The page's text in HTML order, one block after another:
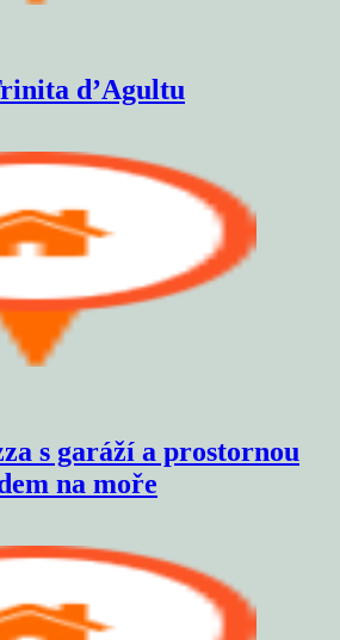
d’Agultu
s garáží a prostornou
na moře